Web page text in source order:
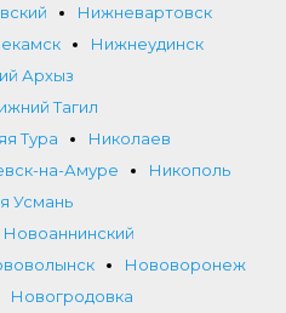
Нижневартовск
Нижнеудинск
Архыз
Тагил
Тура
Николаев
на-Амуре
Никополь
Усмань
Новоаннинский
Нововоронеж
Новогродовка